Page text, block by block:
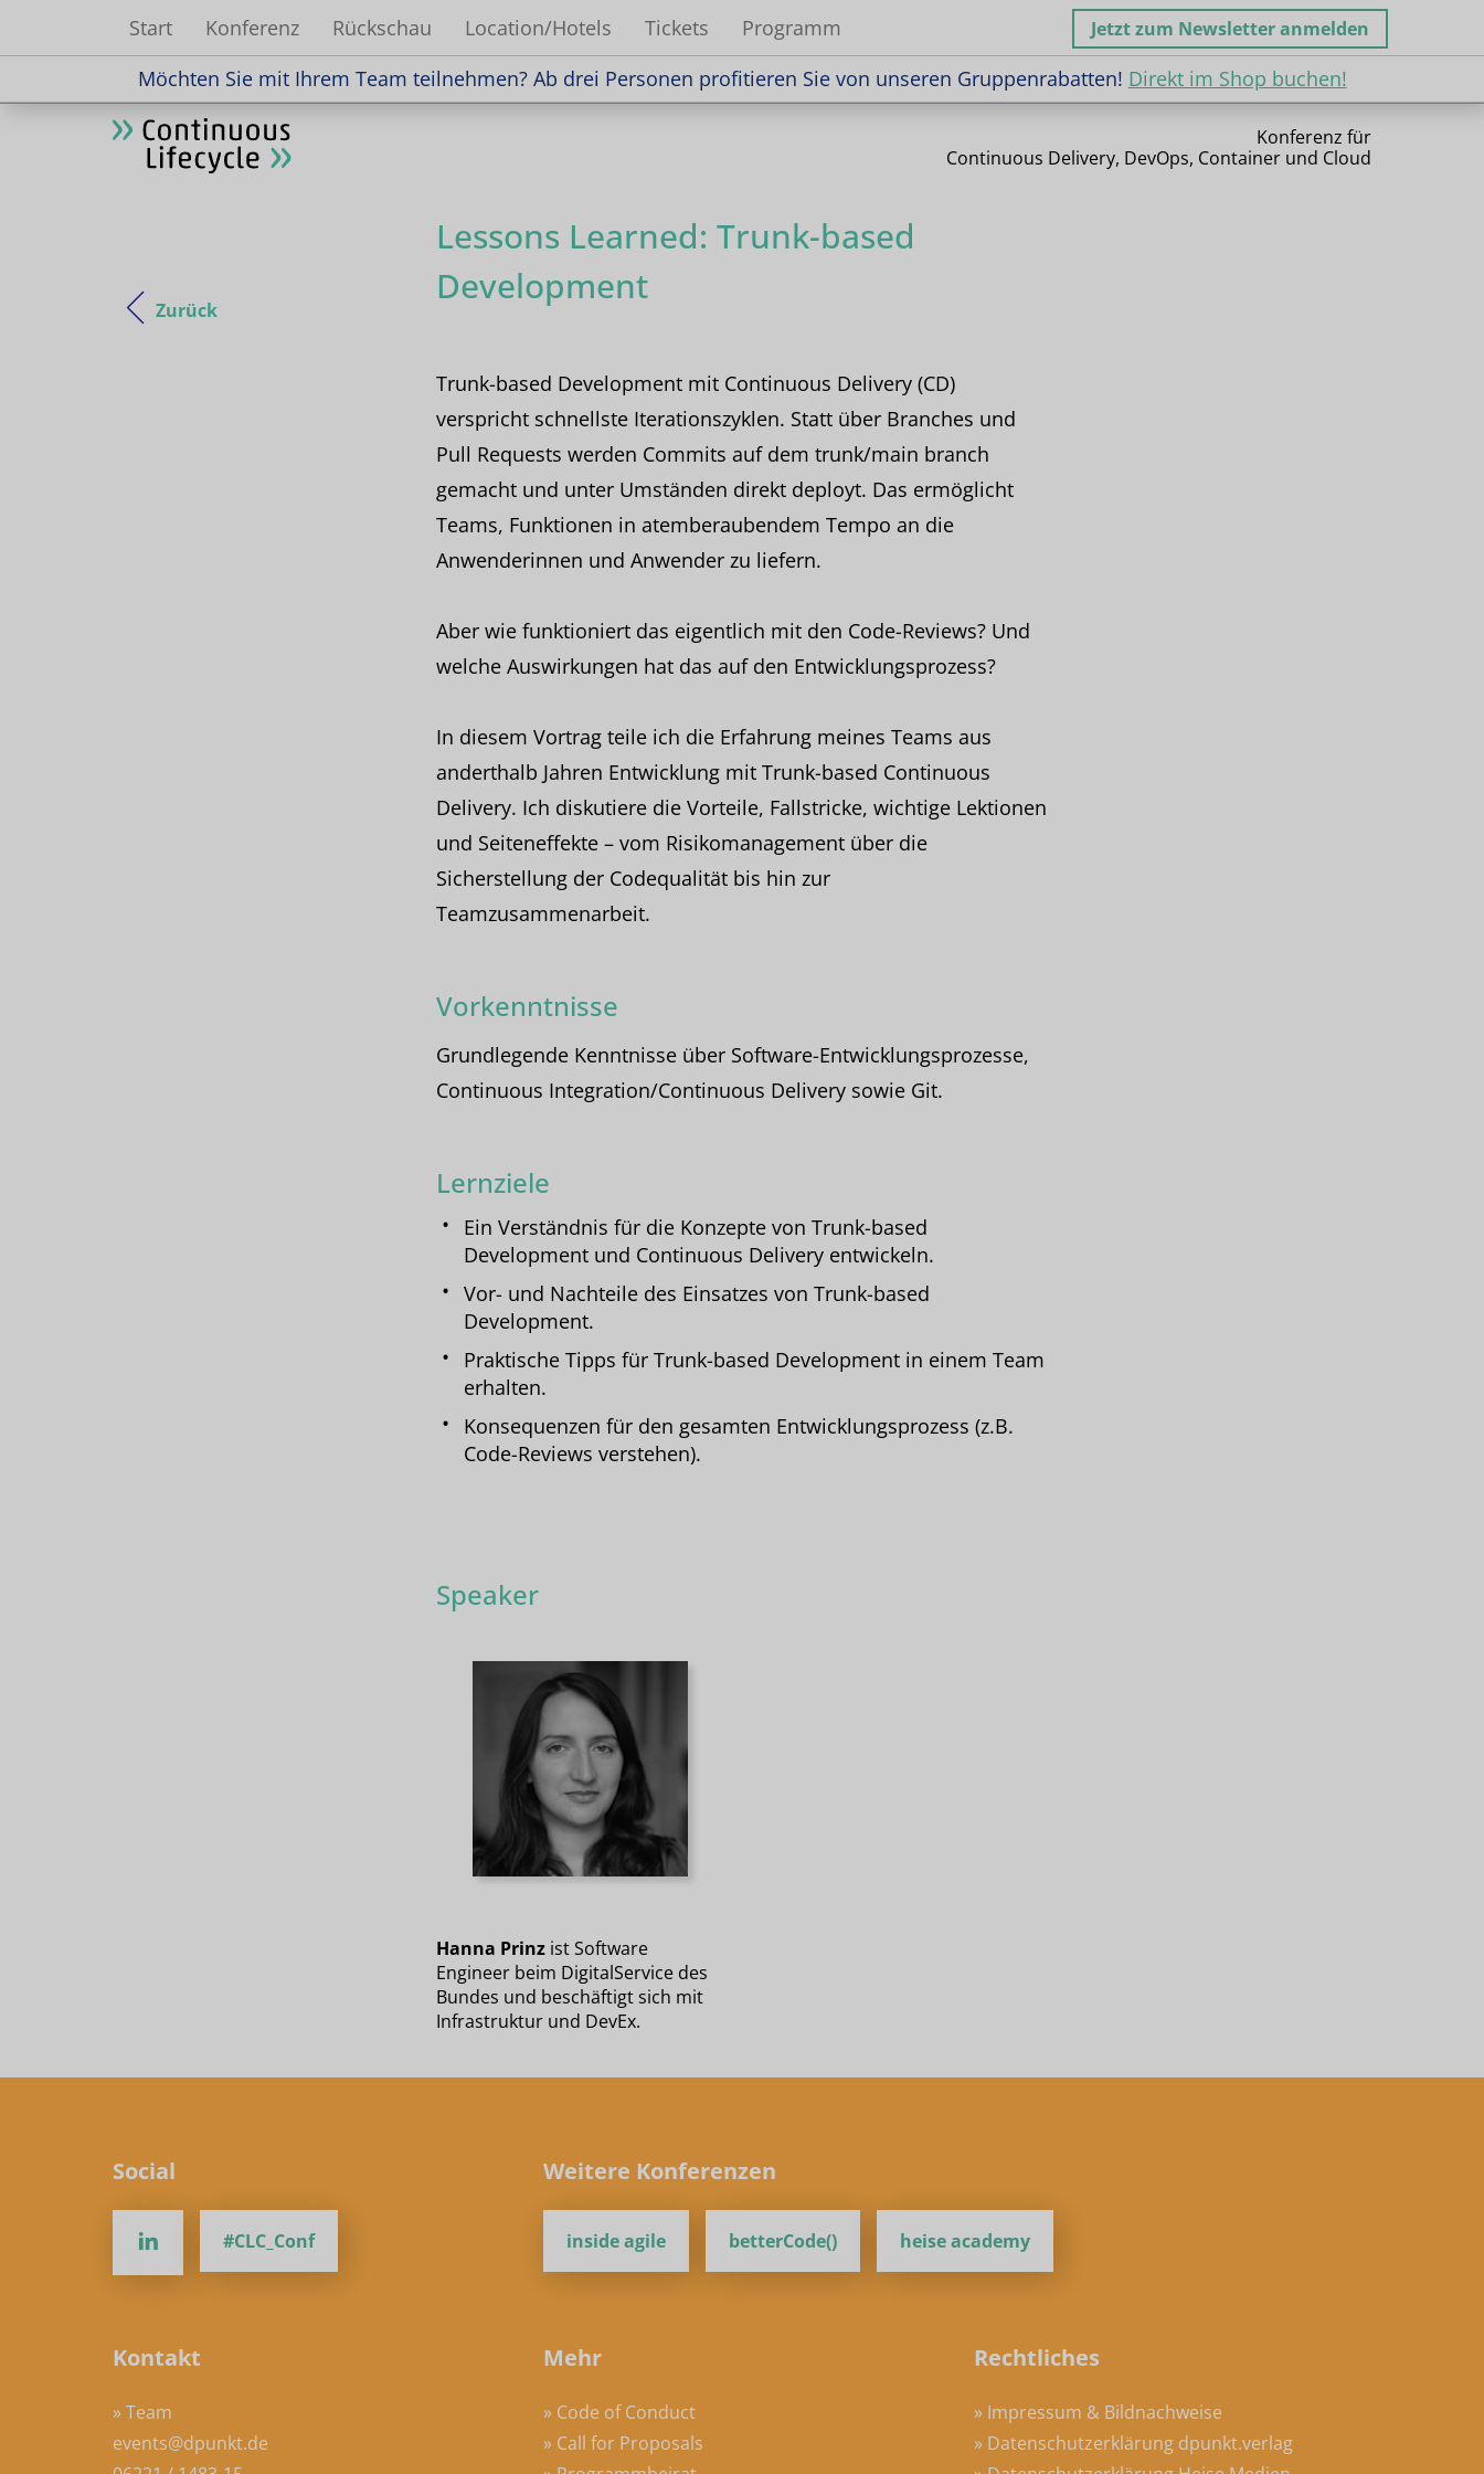
Start Konferenz Rückschau Location/Hotels Tickets Programm Jetzt zum Newsletter anmelden
Möchten Sie mit Ihrem Team teilnehmen? Ab drei Personen profitieren Sie von unseren Gruppenrabatten! Direkt im Shop buchen!
Möchten Sie mit Ihrem Team teilnehmen? Ab drei Personen profitieren Sie von unseren Gruppenrabatten! Direkt im Shop buchen!
Konferenz für
Continuous Delivery, DevOps, Container und Cloud
Zurück
Lessons Learned: Trunk-based
Development
Trunk-based Development mit Continuous Delivery (CD)
verspricht schnellste Iterationszyklen. Statt über Branches und
Pull Requests werden Commits auf dem trunk/main branch
gemacht und unter Umständen direkt deployt. Das ermöglicht
Teams, Funktionen in atemberaubendem Tempo an die
Anwenderinnen und Anwender zu liefern.
Aber wie funktioniert das eigentlich mit den Code-Reviews? Und
welche Auswirkungen hat das auf den Entwicklungsprozess?
In diesem Vortrag teile ich die Erfahrung meines Teams aus
anderthalb Jahren Entwicklung mit Trunk-based Continuous
Delivery. Ich diskutiere die Vorteile, Fallstricke, wichtige Lektionen
und Seiteneffekte – vom Risikomanagement über die
Sicherstellung der Codequalität bis hin zur
Teamzusammenarbeit.
Vorkenntnisse
Grundlegende Kenntnisse über Software-Entwicklungsprozesse,
Continuous Integration/Continuous Delivery sowie Git.
Lernziele
Ein Verständnis für die Konzepte von Trunk-based
Development und Continuous Delivery entwickeln.
Vor- und Nachteile des Einsatzes von Trunk-based
Development.
Praktische Tipps für Trunk-based Development in einem Team
erhalten.
Konsequenzen für den gesamten Entwicklungsprozess (z.B.
Code-Reviews verstehen).
Speaker
Hanna Prinzist Software
Engineer beim DigitalService des
Bundes und beschäftigt sich mit
Infrastruktur und DevEx.
Social
#CLC_Conf
Weitere Konferenzen
inside agile betterCode() heise academy
Kontakt
» Team
events@dpunkt.de
Mehr
» Code of Conduct
» Call for Proposals
Rechtliches
» Impressum & Bildnachweise
» Datenschutzerklärung dpunkt.verlag